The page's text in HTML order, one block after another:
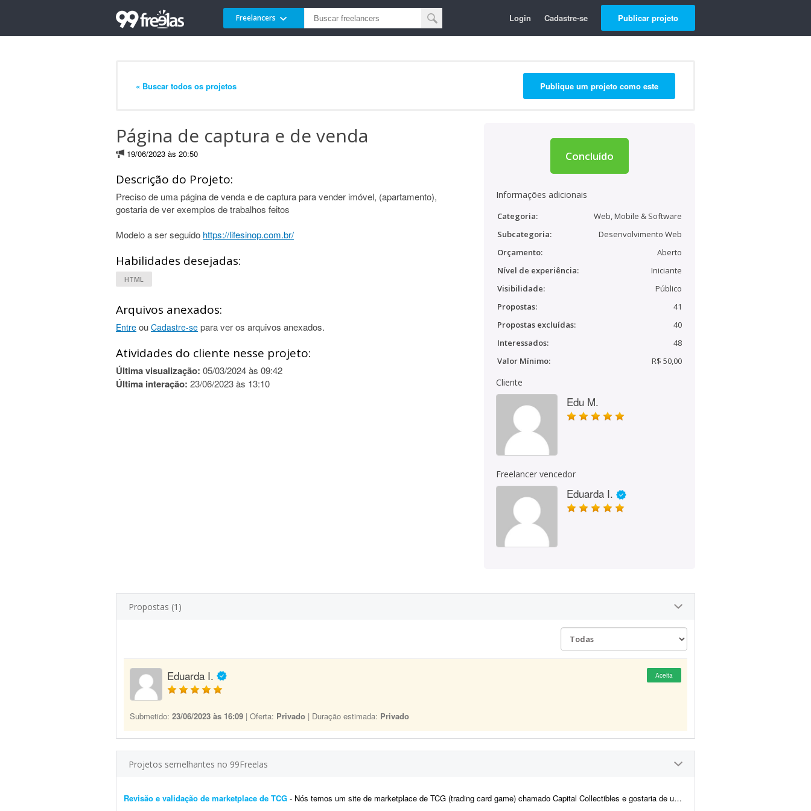
Freelancers Login Cadastre-se Publicar projeto
« Buscar todos os projetos Publique um projeto como este
Página de captura e de venda
19/06/2023 às 20:50
Descrição do Projeto:
Preciso de uma página de venda e de captura para vender imóvel, (apartamento),
gostaria de ver exemplos de trabalhos feitos
Modelo a ser seguido https://lifesinop.com.br/
Habilidades desejadas:
HTML
Arquivos anexados:
Entre ou Cadastre-se para ver os arquivos anexados.
Atividades do cliente nesse projeto:
Última visualização: 05/03/2024 às 09:42
Última interação: 23/06/2023 às 13:10
Concluído
Informações adicionais
Categoria:
Web, Mobile & Software
Subcategoria:
Desenvolvimento Web
Orçamento:
Aberto
Nível de experiência:
Iniciante
Visibilidade:
Público
Propostas:
41
Propostas excluídas:
40
Interessados:
48
Valor Mínimo:
R$ 50,00
Cliente
Edu M.
Freelancer vencedor
Eduarda I.
Propostas (1)
Eduarda I. Aceita
Submetido: 23/06/2023 às 16:09 | Oferta: Privado | Duração estimada: Privado
Projetos semelhantes no 99Freelas
Revisão e validação de marketplace de TCG - Nós temos um site de marketplace de TCG (trading card game) chamado Capital Collectibles e gostaria de um programador front-end e back-end para nos ajudar a revisar a estrutura e validar a p...